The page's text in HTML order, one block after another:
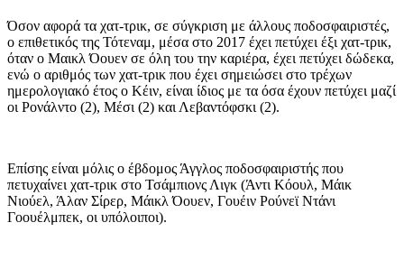
Όσον αφορά τα χατ-τρικ, σε σύγκριση με άλλους ποδοσφαιριστές,
ο επιθετικός της Τότεναμ, μέσα στο 2017 έχει πετύχει έξι χατ-τρικ,
όταν ο Μαικλ Όουεν σε όλη του την καριέρα, έχει πετύχει δώδεκα,
ενώ ο αριθμός των χατ-τρικ που έχει σημειώσει στο τρέχων
ημερολογιακό έτος ο Κέιν, είναι ίδιος με τα όσα έχουν πετύχει μαζί
οι Ρονάλντο (2), Μέσι (2) και Λεβαντόφσκι (2).
Επίσης είναι μόλις ο έβδομος Άγγλος ποδοσφαιριστής που
πετυχαίνει χατ-τρικ στο Τσάμπιονς Λιγκ (Άντι Κόουλ, Μάικ
Νιούελ, Άλαν Σίρερ, Μάικλ Όουεν, Γουέιν Ρούνεϊ Ντάνι
Γοουέλμπεκ, οι υπόλοιποι).